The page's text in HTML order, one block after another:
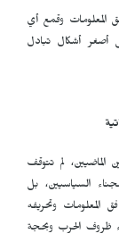
المعلومات وقمع أي
أشكال تبادل
الماضيين، لم تتوقف
السياسيين، بل
وتحريفه
ظروف الحرب وبحجة